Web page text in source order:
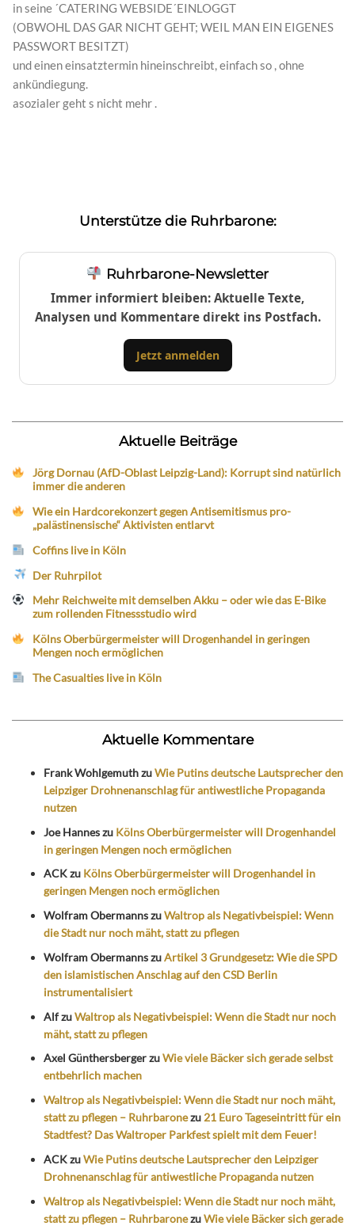
in seine ´CATERING WEBSIDE´EINLOGGT
(OBWOHL DAS GAR NICHT GEHT; WEIL MAN EIN EIGENES
PASSWORT BESITZT)
und einen einsatztermin hineinschreibt, einfach so , ohne
ankündiegung.
asozialer geht s nicht mehr .
Unterstütze die Ruhrbarone:
Ruhrbarone-Newsletter
Immer informiert bleiben: Aktuelle Texte,
Analysen und Kommentare direkt ins Postfach.
Jetzt anmelden
Aktuelle Beiträge
Jörg Dornau (AfD-Oblast Leipzig-Land): Korrupt sind natürlich
immer die anderen
Wie ein Hardcorekonzert gegen Antisemitismus pro-
„palästinensische“ Aktivisten entlarvt
Coffins live in Köln
Der Ruhrpilot
Mehr Reichweite mit demselben Akku – oder wie das E-Bike
zum rollenden Fitnessstudio wird
Kölns Oberbürgermeister will Drogenhandel in geringen
Mengen noch ermöglichen
The Casualties live in Köln
Aktuelle Kommentare
Frank WohlgemuthzuWie Putins deutsche Lautsprecher den
Leipziger Drohnenanschlag für antiwestliche Propaganda
nutzen
Joe Hanneszu Kölns Oberbürgermeister will Drogenhandel
in geringen Mengen noch ermöglichen
ACKzu Kölns Oberbürgermeister will Drogenhandel in
geringen Mengen noch ermöglichen
Wolfram ObermannszuWaltrop als Negativbeispiel: Wenn
die Stadt nur noch mäht, statt zu pflegen
Wolfram ObermannszuArtikel 3 Grundgesetz: Wie die SPD
den islamistischen Anschlag auf den CSD Berlin
instrumentalisiert
AlfzuWaltrop als Negativbeispiel: Wenn die Stadt nur noch
mäht, statt zu pflegen
Axel GünthersbergerzuWie viele Bäcker sich gerade selbst
entbehrlich machen
Waltrop als Negativbeispiel: Wenn die Stadt nur noch mäht,
statt zu pflegen – Ruhrbaronezu 21 Euro Tageseintritt für ein
Stadtfest? Das Waltroper Parkfest spielt mit dem Feuer!
ACKzuWie Putins deutsche Lautsprecher den Leipziger
Drohnenanschlag für antiwestliche Propaganda nutzen
Waltrop als Negativbeispiel: Wenn die Stadt nur noch mäht,
statt zu pflegen – RuhrbaronezuWie viele Bäcker sich gerade